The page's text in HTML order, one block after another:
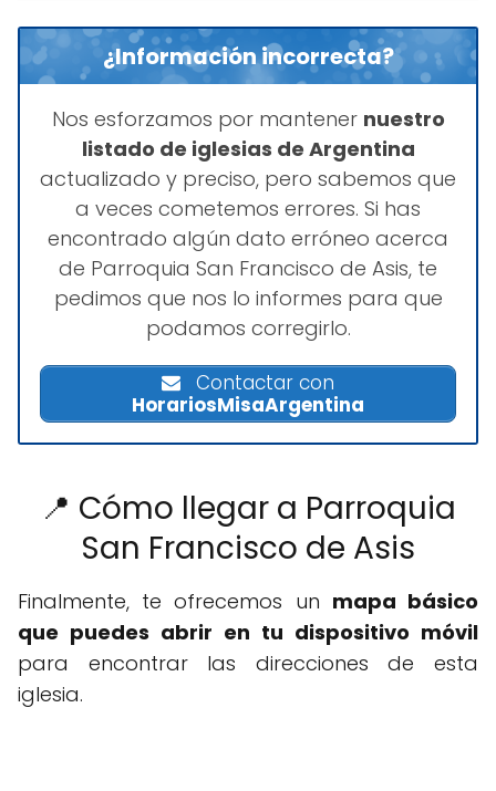
¿Información incorrecta?
Nos esforzamos por mantener nuestro
listado de iglesias de Argentina
actualizado y preciso, pero sabemos que
a veces cometemos errores. Si has
encontrado algún dato erróneo acerca
de Parroquia San Francisco de Asis, te
pedimos que nos lo informes para que
podamos corregirlo.
Contactar con
HorariosMisaArgentina
📍 Cómo llegar a Parroquia
San Francisco de Asis
Finalmente, te ofrecemos un mapa básico
que puedes abrir en tu dispositivo móvil
para encontrar las direcciones de esta
iglesia.